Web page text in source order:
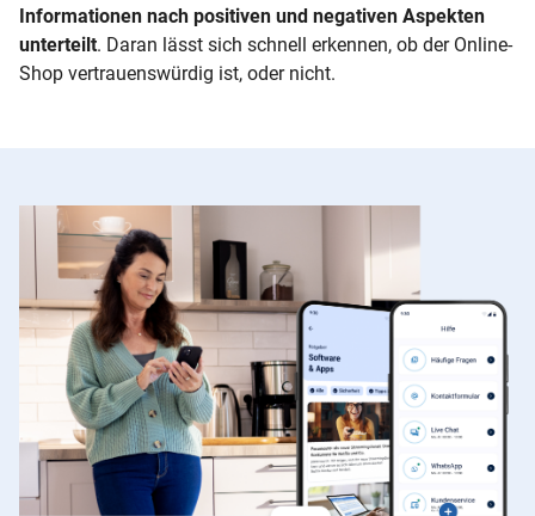
Informationen nach positiven und negativen Aspekten
unterteilt. Daran lässt sich schnell erkennen, ob der Online-
Shop vertrauenswürdig ist, oder nicht.